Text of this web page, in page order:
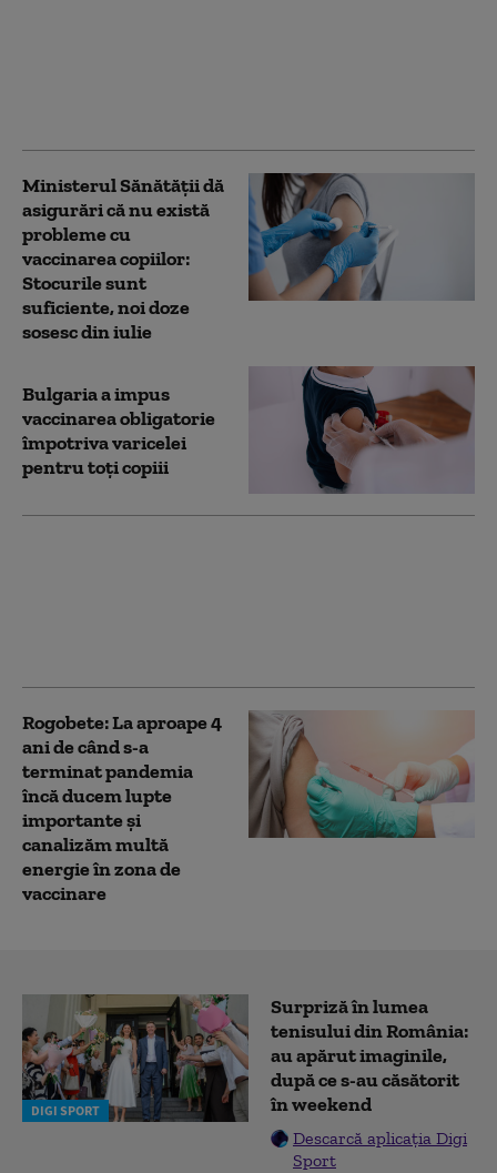
Ministerul Sănătății dă
asigurări că nu există
probleme cu
vaccinarea copiilor:
Stocurile sunt
suficiente, noi doze
sosesc din iulie
Bulgaria a impus
vaccinarea obligatorie
împotriva varicelei
pentru toți copiii
Rogobete: La aproape 4
ani de când s-a
terminat pandemia
încă ducem lupte
importante şi
canalizăm multă
energie în zona de
vaccinare
DIGI SPORT
Surpriză în lumea
tenisului din România:
au apărut imaginile,
după ce s-au căsătorit
în weekend
Descarcă aplicația Digi
Sport